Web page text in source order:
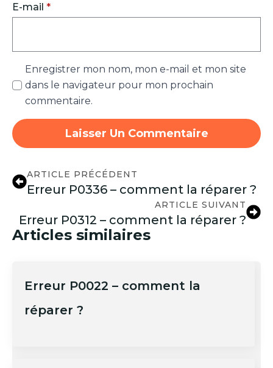
E-mail *
Enregistrer mon nom, mon e-mail et mon site
dans le navigateur pour mon prochain
commentaire.
ARTICLE PRÉCÉDENT
Erreur P0336 – comment la réparer ?
ARTICLE SUIVANT
Erreur P0312 – comment la réparer ?
Articles similaires
Erreur P0022 – comment la
réparer ?